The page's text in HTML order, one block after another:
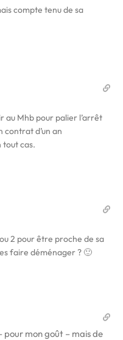
compte tenu de sa
au Mhb pour palier l’arrêt
contrat d’un an
tout cas.
2 pour être proche de sa
faire déménager ? 🙂
pour mon goût – mais de